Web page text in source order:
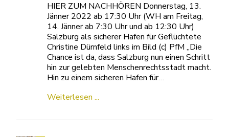
HIER ZUM NACHHÖREN Donnerstag, 13.
Jänner 2022 ab 17:30 Uhr (WH am Freitag,
14. Jänner ab 7:30 Uhr und ab 12:30 Uhr)
Salzburg als sicherer Hafen für Geflüchtete
Christine Dürnfeld links im Bild (c) PfM „Die
Chance ist da, dass Salzburg nun einen Schritt
hin zur gelebten Menschenrechtsstadt macht.
Hin zu einem sicheren Hafen für…
Weiterlesen ...